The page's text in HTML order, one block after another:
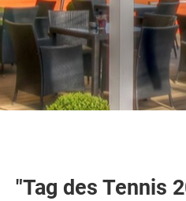
"Tag des Tennis